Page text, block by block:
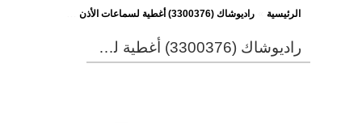
الرئيسية راديوشاك (3300376) أغطية لسماعات الأذن قابلة للإستبدال
راديوشاك (3300376) أغطية لسماعات الأذن قابلة للإستبدال